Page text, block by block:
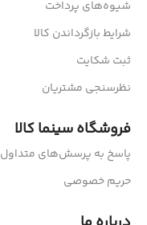
شیوه‌های پرداخت
شرایط بازگرداندن کالا
ثبت شکایت
نظرسنجی مشتریان
فروشگاه سینما کالا
پاسخ به پرسش‌های متداول
حریم خصوصی